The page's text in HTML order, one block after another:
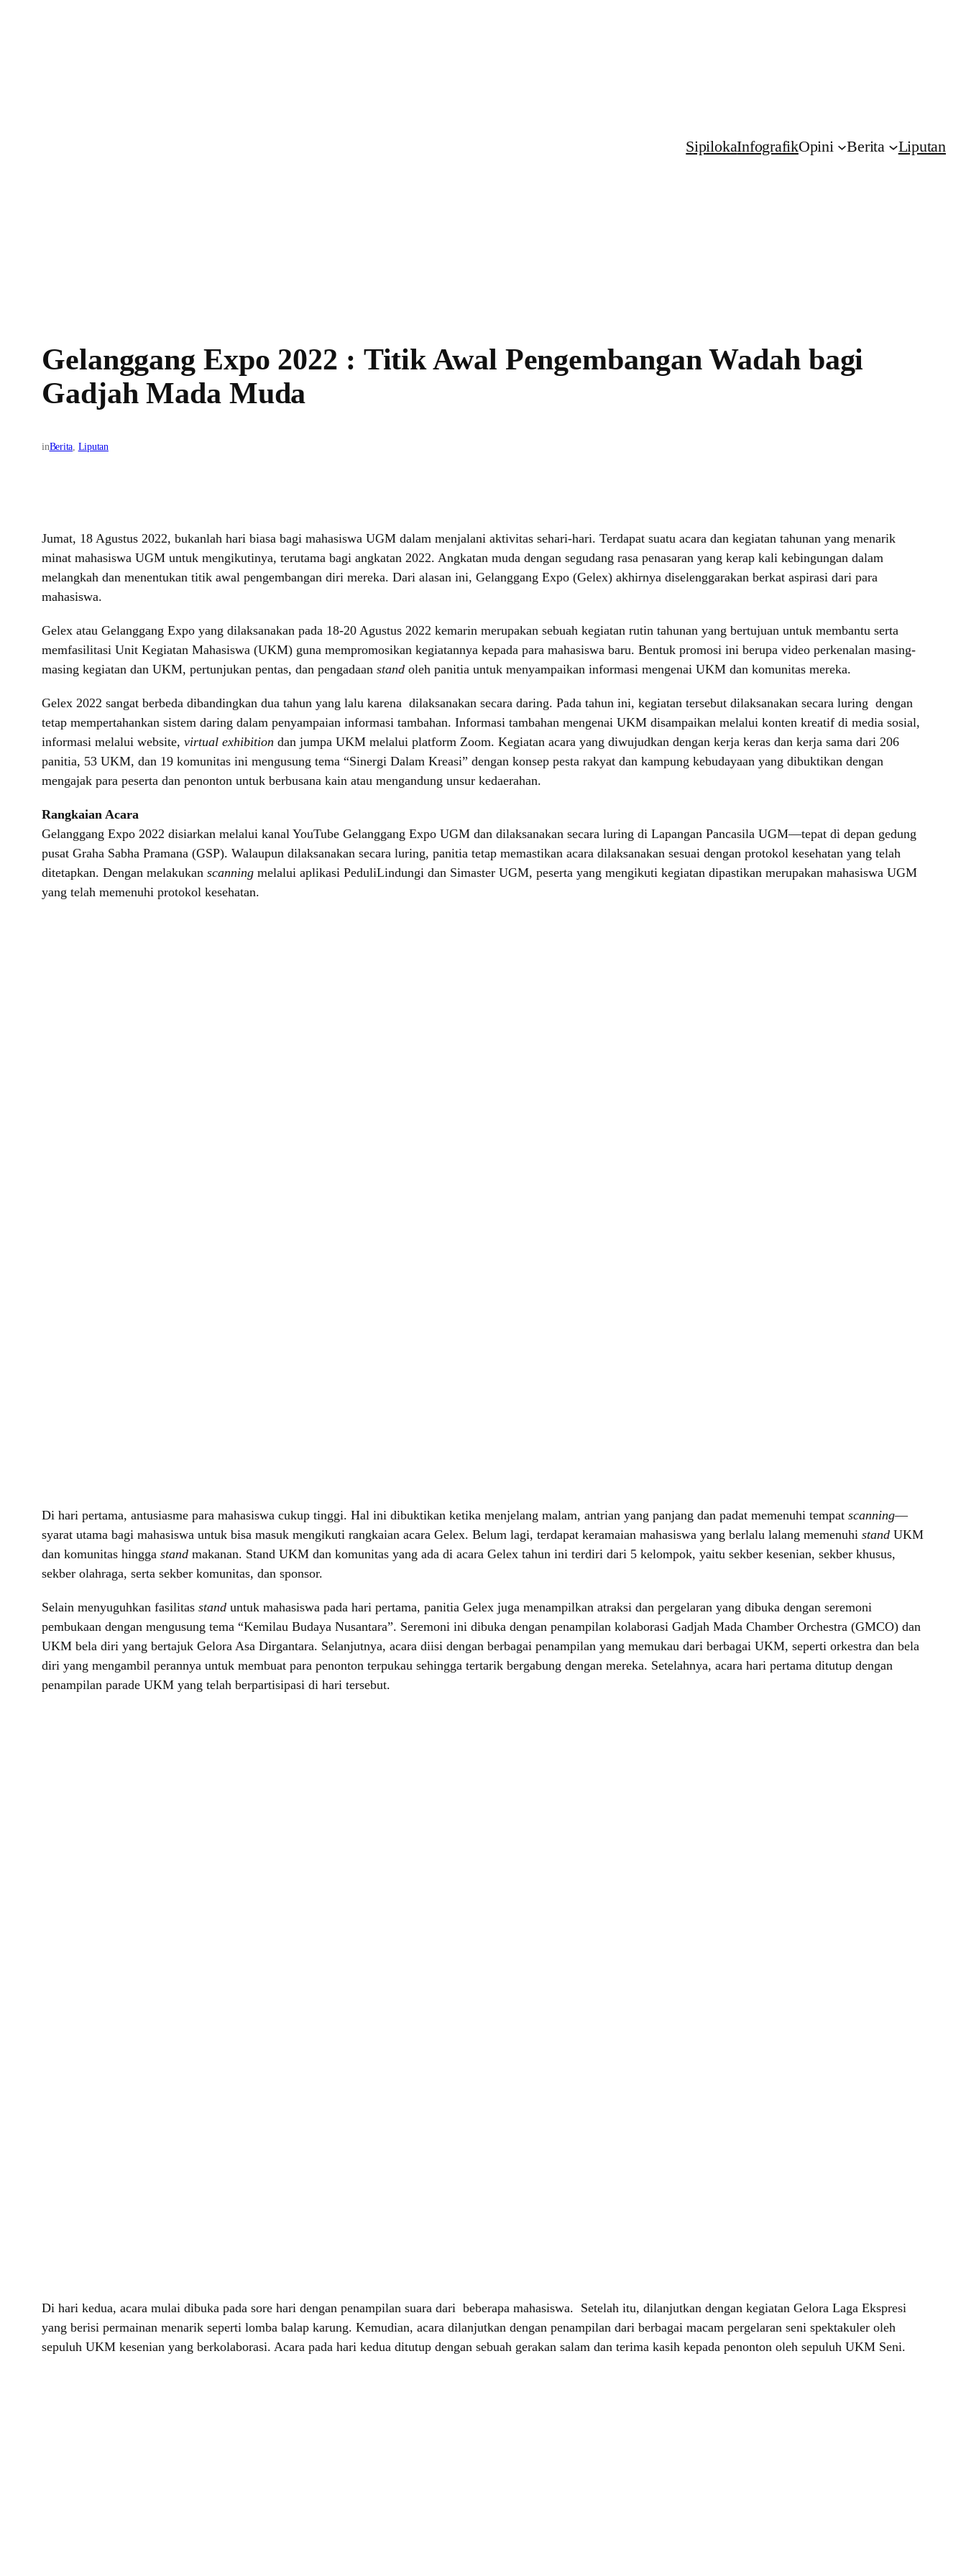
SipilokaInfografikOpini Berita Liputan
Gelanggang Expo 2022 : Titik Awal Pengembangan Wadah bagi
Gadjah Mada Muda
inBerita, Liputan
Jumat, 18 Agustus 2022, bukanlah hari biasa bagi mahasiswa UGM dalam menjalani aktivitas sehari-hari. Terdapat suatu acara dan kegiatan tahunan yang menarik
minat mahasiswa UGM untuk mengikutinya, terutama bagi angkatan 2022. Angkatan muda dengan segudang rasa penasaran yang kerap kali kebingungan dalam
melangkah dan menentukan titik awal pengembangan diri mereka. Dari alasan ini, Gelanggang Expo (Gelex) akhirnya diselenggarakan berkat aspirasi dari para
mahasiswa.
Gelex atau Gelanggang Expo yang dilaksanakan pada 18-20 Agustus 2022 kemarin merupakan sebuah kegiatan rutin tahunan yang bertujuan untuk membantu serta
memfasilitasi Unit Kegiatan Mahasiswa (UKM) guna mempromosikan kegiatannya kepada para mahasiswa baru. Bentuk promosi ini berupa video perkenalan masing-
masing kegiatan dan UKM, pertunjukan pentas, dan pengadaan stand oleh panitia untuk menyampaikan informasi mengenai UKM dan komunitas mereka.
Gelex 2022 sangat berbeda dibandingkan dua tahun yang lalu karena dilaksanakan secara daring. Pada tahun ini, kegiatan tersebut dilaksanakan secara luring dengan
tetap mempertahankan sistem daring dalam penyampaian informasi tambahan. Informasi tambahan mengenai UKM disampaikan melalui konten kreatif di media sosial,
informasi melalui website, virtual exhibition dan jumpa UKM melalui platform Zoom. Kegiatan acara yang diwujudkan dengan kerja keras dan kerja sama dari 206
panitia, 53 UKM, dan 19 komunitas ini mengusung tema “Sinergi Dalam Kreasi” dengan konsep pesta rakyat dan kampung kebudayaan yang dibuktikan dengan
mengajak para peserta dan penonton untuk berbusana kain atau mengandung unsur kedaerahan.
Rangkaian Acara
Gelanggang Expo 2022 disiarkan melalui kanal YouTube Gelanggang Expo UGM dan dilaksanakan secara luring di Lapangan Pancasila UGM—tepat di depan gedung
pusat Graha Sabha Pramana (GSP). Walaupun dilaksanakan secara luring, panitia tetap memastikan acara dilaksanakan sesuai dengan protokol kesehatan yang telah
ditetapkan. Dengan melakukan scanning melalui aplikasi PeduliLindungi dan Simaster UGM, peserta yang mengikuti kegiatan dipastikan merupakan mahasiswa UGM
yang telah memenuhi protokol kesehatan.
Di hari pertama, antusiasme para mahasiswa cukup tinggi. Hal ini dibuktikan ketika menjelang malam, antrian yang panjang dan padat memenuhi tempat scanning—
syarat utama bagi mahasiswa untuk bisa masuk mengikuti rangkaian acara Gelex. Belum lagi, terdapat keramaian mahasiswa yang berlalu lalang memenuhi stand UKM
dan komunitas hingga stand makanan. Stand UKM dan komunitas yang ada di acara Gelex tahun ini terdiri dari 5 kelompok, yaitu sekber kesenian, sekber khusus,
sekber olahraga, serta sekber komunitas, dan sponsor.
Selain menyuguhkan fasilitas stand untuk mahasiswa pada hari pertama, panitia Gelex juga menampilkan atraksi dan pergelaran yang dibuka dengan seremoni
pembukaan dengan mengusung tema “Kemilau Budaya Nusantara”. Seremoni ini dibuka dengan penampilan kolaborasi Gadjah Mada Chamber Orchestra (GMCO) dan
UKM bela diri yang bertajuk Gelora Asa Dirgantara. Selanjutnya, acara diisi dengan berbagai penampilan yang memukau dari berbagai UKM, seperti orkestra dan bela
diri yang mengambil perannya untuk membuat para penonton terpukau sehingga tertarik bergabung dengan mereka. Setelahnya, acara hari pertama ditutup dengan
penampilan parade UKM yang telah berpartisipasi di hari tersebut.
Di hari kedua, acara mulai dibuka pada sore hari dengan penampilan suara dari beberapa mahasiswa. Setelah itu, dilanjutkan dengan kegiatan Gelora Laga Ekspresi
yang berisi permainan menarik seperti lomba balap karung. Kemudian, acara dilanjutkan dengan penampilan dari berbagai macam pergelaran seni spektakuler oleh
sepuluh UKM kesenian yang berkolaborasi. Acara pada hari kedua ditutup dengan sebuah gerakan salam dan terima kasih kepada penonton oleh sepuluh UKM Seni.